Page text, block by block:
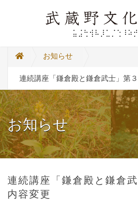
お知らせ
連続講座「鎌倉殿と鎌倉武士」第
お知らせ
連続講座「鎌倉殿と鎌倉
内容変更